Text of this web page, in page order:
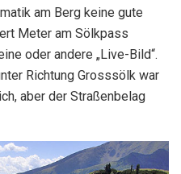
am Berg keine gute
Meter am Sölkpass
oder andere „Live-Bild“.
Richtung Grosssölk war
aber der Straßenbelag